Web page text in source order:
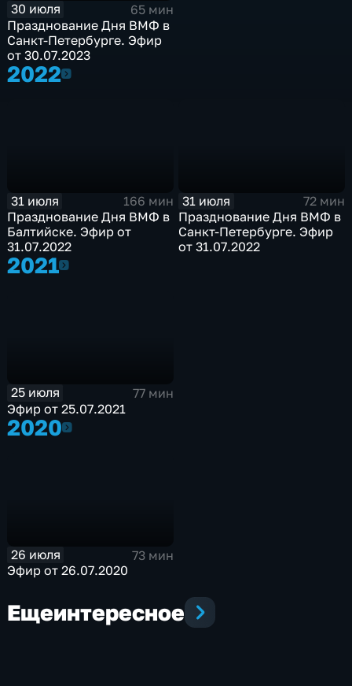
30 июля
65 мин
Празднование Дня ВМФ в
Санкт-Петербурге. Эфир
от 30.07.2023
20222022
31 июля
166 мин
Празднование Дня ВМФ в
Балтийске. Эфир от
31.07.2022
31 июля
72 мин
Празднование Дня ВМФ в
Санкт-Петербурге. Эфир
от 31.07.2022
20212021
25 июля
77 мин
Эфир от 25.07.2021
20202020
26 июля
73 мин
Эфир от 26.07.2020
Ещеинтересное